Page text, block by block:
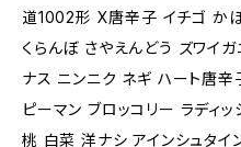
道1002形 X唐辛子 イチゴ か
くらんぼ さやえんどう ズワイ
ナス ニンニク ネギ ハート唐辛
ピーマン ブロッコリー ラディ
桃 白菜 洋ナシ アインシュタイ